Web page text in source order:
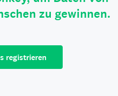
zu gewinnen.
registrieren